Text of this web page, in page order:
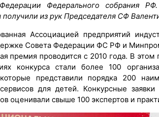
Федерального собрания РФ.
получили из рук Председателя СФ
Ассоциацией предприятий
Совета Федерации ФС РФ и
премия проводится с 2010 года. В этом
конкурса стали более 100
представили порядка 200
для детей. Конкурсные
оценивали свыше 100 экспертов и